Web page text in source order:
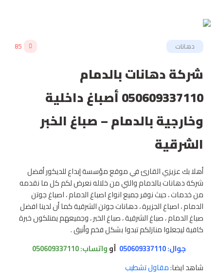
دهانات 85
شركة دهانات بالدمام
050609337110 أصباغ داخلية
وخارجية بالدمام – صباغ الخبر
الشرقية
أهلا بك عزيزي القارئ في موقع مؤسسة إبداع للديكور أفضل
شركة دهانات بالدمام والتي من خلاله نعرض لكم كل ما نقدمه
من خدمات ، حيث نوفر جميع انواع اصباغ الدمام ، اصباغ جوتن
الدمام ، اصباغ الجزيرة ، دهانات جوتن الشرقية كما أن لدينا افضل
صباغ الدمام ، صباغ الشرقية ، صباغ الخبر ، وجميعهم يمتلكون خبرة
كافية ليجعلوا منازلكم تبدوا بشكل فخم وأنيق .
جوال: 050609337110
أوواتساب:050609337110
شاهد ايضا:مقاول تشطيب